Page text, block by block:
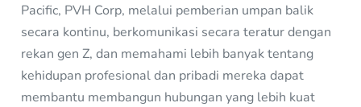
Pacific, PVH Corp, melalui pemberian umpan balik
secara kontinu, berkomunikasi secara teratur dengan
rekan gen Z, dan memahami lebih banyak tentang
kehidupan profesional dan pribadi mereka dapat
membantu membangun hubungan yang lebih kuat